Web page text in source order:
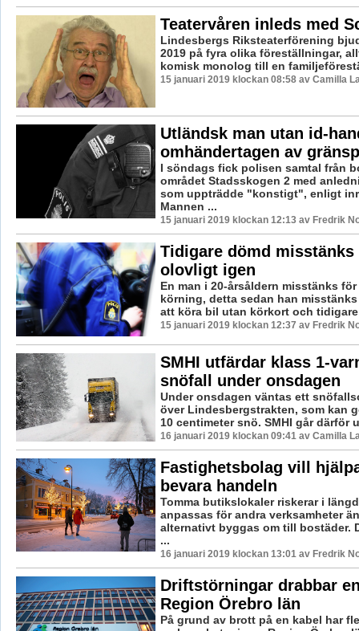
Teatervåren inleds med
Lindesbergs Riksteaterförening
2019 på fyra olika föreställningar,
komisk monolog till en
15 januari 2019 klockan 08:58 av Camilla
Utländsk man utan id-
omhändertagen av
I söndags fick polisen samtal från
området Stadsskogen 2 med
som uppträdde "konstigt", enligt
Mannen ...
15 januari 2019 klockan 12:13 av Fredrik
Tidigare dömd misstänks
olovligt igen
En man i 20-årsåldern misstänks
körning, detta sedan han
att köra bil utan körkort och
15 januari 2019 klockan 12:37 av Fredrik
SMHI utfärdar klass 1-
snöfall under onsdagen
Under onsdagen väntas ett
över Lindesbergstrakten, som kan
10 centimeter snö. SMHI går därför
16 januari 2019 klockan 09:41 av Camilla
Fastighetsbolag vill
bevara handeln
Tomma butikslokaler riskerar i
anpassas för andra verksamheter
alternativt byggas om till bostäder.
...
16 januari 2019 klockan 13:01 av Fredrik
Driftstörningar drabbar
Region Örebro län
På grund av brott på en kabel har